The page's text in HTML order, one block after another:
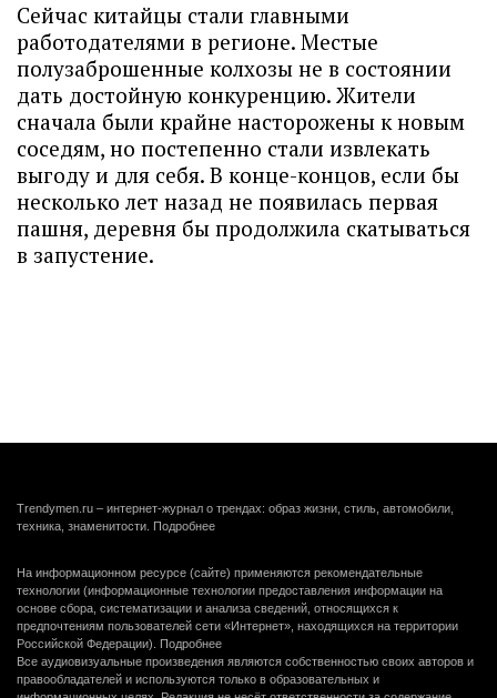
Сейчас китайцы стали главными
работодателями в регионе. Местые
полузаброшенные колхозы не в состоянии
дать достойную конкуренцию. Жители
сначала были крайне насторожены к новым
соседям, но постепенно стали извлекать
выгоду и для себя. В конце-концов, если бы
несколько лет назад не появилась первая
пашня, деревня бы продолжила скатываться
в запустение.
Trendymen.ru – интернет-журнал о трендах: образ жизни, стиль, автомобили,
техника, знаменитости. Подробнее
На информационном ресурсе (сайте) применяются рекомендательные
технологии (информационные технологии предоставления информации на
основе сбора, систематизации и анализа сведений, относящихся к
предпочтениям пользователей сети «Интернет», находящихся на территории
Российской Федерации). Подробнее
Все аудиовизуальные произведения являются собственностью своих авторов и
правообладателей и используются только в образовательных и